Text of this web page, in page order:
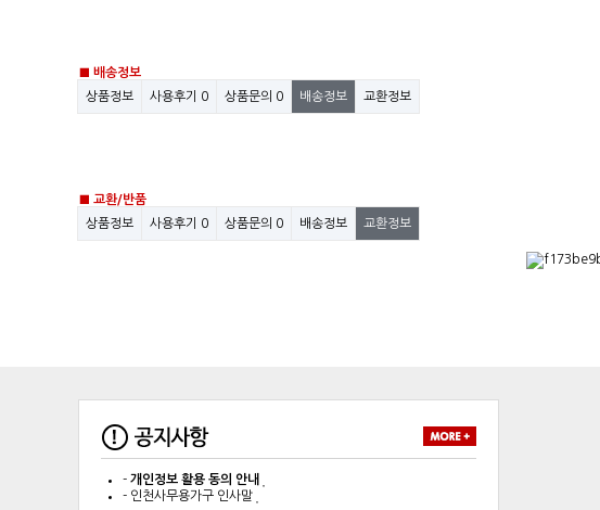
■ 배송정보
상품정보
사용후기 0 상품문의 0 배송정보 교환정보
■ 교환/반품
상품정보
사용후기 0 상품문의 0 배송정보 교환정보
- 개인정보 활용 동의 안내
- 인천사무용가구 인사말